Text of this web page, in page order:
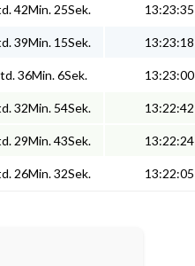
42Min. 25Sek. 13:23:35
39Min. 15Sek. 13:23:18
36Min. 6Sek. 13:23:00
32Min. 54Sek. 13:22:42
29Min. 43Sek. 13:22:24
26Min. 32Sek. 13:22:05